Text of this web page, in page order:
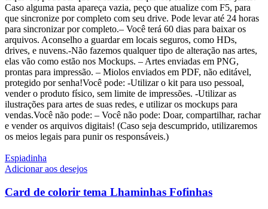
Caso alguma pasta apareça vazia, peço que atualize com F5, para
que sincronize por completo com seu drive. Pode levar até 24 horas
para sincronizar por completo.– Você terá 60 dias para baixar os
arquivos. Aconselho a guardar em locais seguros, como HDs,
drives, e nuvens.-Não fazemos qualquer tipo de alteração nas artes,
elas vão como estão nos Mockups. – Artes enviadas em PNG,
prontas para impressão. – Miolos enviados em PDF, não editável,
protegido por senha!Você pode: -Utilizar o kit para uso pessoal,
vender o produto físico, sem limite de impressões. -Utilizar as
ilustrações para artes de suas redes, e utilizar os mockups para
vendas.Você não pode: – Você não pode: Doar, compartilhar, rachar
e vender os arquivos digitais! (Caso seja descumprido, utilizaremos
os meios legais para punir os responsáveis.)
Espiadinha
Adicionar aos desejos
Card de colorir tema Lhaminhas Fofinhas